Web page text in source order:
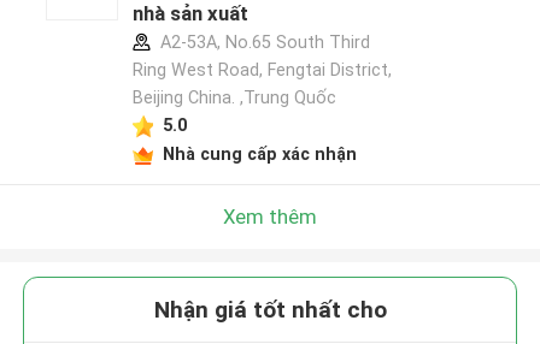
nhà sản xuất
A2-53A, No.65 South Third
Ring West Road, Fengtai District,
Beijing China. ,Trung Quốc
5.0
Nhà cung cấp xác nhận
Xem thêm
Nhận giá tốt nhất cho